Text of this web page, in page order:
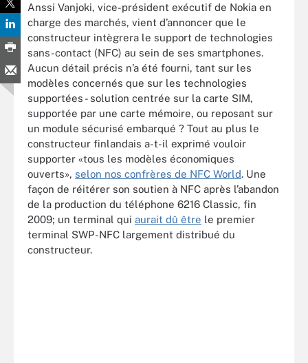
Anssi Vanjoki, vice-président exécutif de Nokia en
charge des marchés, vient d’annoncer que le
constructeur intègrera le support de technologies
sans-contact (NFC) au sein de ses smartphones.
Aucun détail précis n’a été fourni, tant sur les
modèles concernés que sur les technologies
supportées - solution centrée sur la carte SIM,
supportée par une carte mémoire, ou reposant sur
un module sécurisé embarqué ? Tout au plus le
constructeur finlandais a-t-il exprimé vouloir
supporter «tous les modèles économiques
ouverts», selon nos confrères de NFC World. Une
façon de réitérer son soutien à NFC après l’abandon
de la production du téléphone 6216 Classic, fin
2009; un terminal qui aurait dû être le premier
terminal SWP-NFC largement distribué du
constructeur.